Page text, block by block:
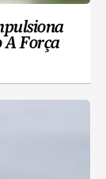
A Força